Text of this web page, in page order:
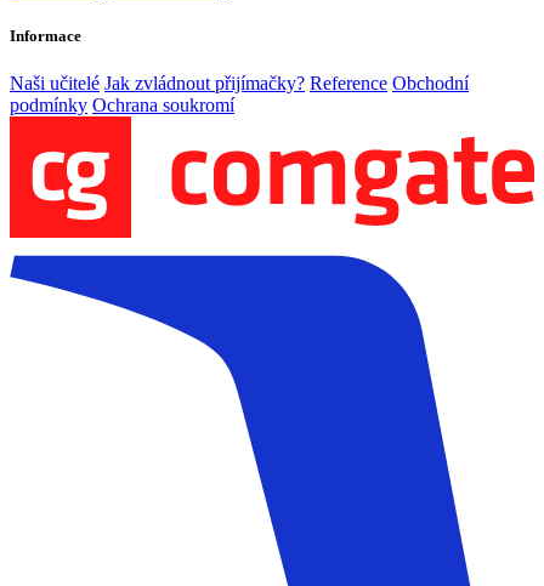
Informace
Naši učitelé Jak zvládnout přijímačky? Reference Obchodní
podmínky Ochrana soukromí